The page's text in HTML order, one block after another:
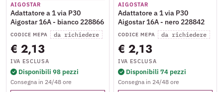
AIGOSTAR
Adattatore a 1 via P30
Aigostar 16A - bianco 228866
CODICE MEPA da richiedere
€ 2,13
IVA ESCLUSA
Disponibili 98 pezzi
Consegna in 24/48 ore
AIGOSTAR
Adattatore a 1 via P30
Aigostar 16A - nero 228842
CODICE MEPA da richiedere
€ 2,13
IVA ESCLUSA
Disponibili 74 pezzi
Consegna in 24/48 ore